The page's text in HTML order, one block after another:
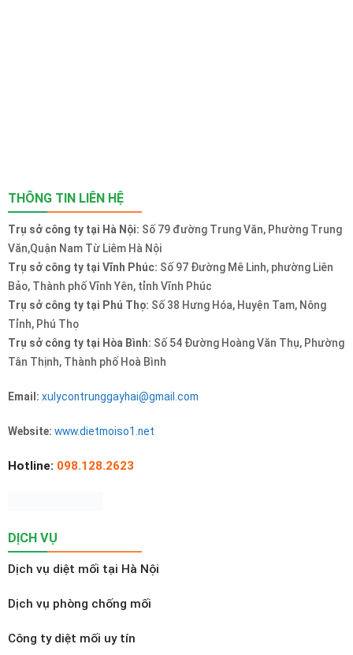
THÔNG TIN LIÊN HỆ
Trụ sở công ty tại Hà Nội: Số 79 đường Trung Văn, Phường Trung
Văn,Quận Nam Từ Liêm Hà Nội
Trụ sở công ty tại Vĩnh Phúc: Số 97 Đường Mê Linh, phường Liên
Bảo, Thành phố Vĩnh Yên, tỉnh Vĩnh Phúc
Trụ sở công ty tại Phú Thọ: Số 38 Hưng Hóa, Huyện Tam, Nông
Tỉnh, Phú Thọ
Trụ sở công ty tại Hòa Bình: Số 54 Đường Hoàng Văn Thụ, Phường
Tân Thịnh, Thành phố Hoà Bình
Email: xulycontrunggayhai@gmail.com
Website: www.dietmoiso1.net
Hotline: 098.128.2623
DỊCH VỤ
Dịch vụ diệt mối tại Hà Nội
Dịch vụ phòng chống mối
Công ty diệt mối uy tín